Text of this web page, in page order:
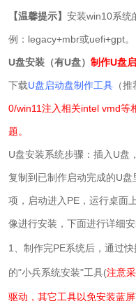
【温馨提示】安装win10系统
例：legacy+mbr或uefi+gpt。
U盘安装（有U盘）制作U盘
下载U盘启动盘制作工具 （
0/win11注入相关intel vmd等
题。
U盘安装系统步骤：插入U盘
复制到已制作启动完成的U
项，启动进入PE，运行桌面
像进行安装 ，下面进行详细
1、制作完PE系统后，通过
的"小兵系统安装"工具(注意
驱动，其它工具以免安装蓝屏